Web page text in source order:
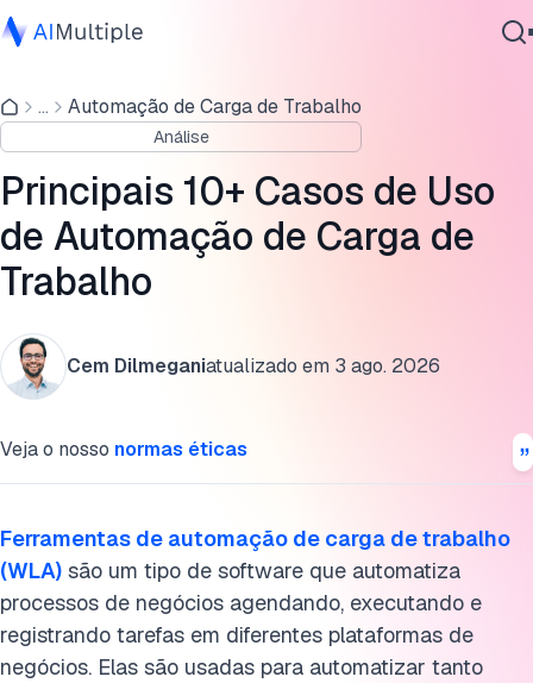
IA Agêntica
Segurança cibernética
Dados
Software Empresarial
Serviços
Contate-nos
... Automação de Carga de Trabalho
Análise
Principais 10+ Casos de Uso
de Automação de Carga de
Trabalho
Cem Dilmeganiatualizado em 3 ago. 2026
Veja o nosso normas éticas
Ferramentas de automação de carga de trabalho
(WLA) são um tipo de software que automatiza
processos de negócios agendando, executando e
registrando tarefas em diferentes plataformas de
negócios. Elas são usadas para automatizar tanto
Processos de RH
Como a IA pode melhorar a WLA?
O que é automação de carga de trabalho?
Cite esta pesquisa